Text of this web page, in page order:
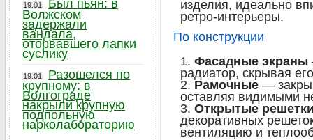
изделия, идеально
ретро-интерьеры.
По конструкции
Фасадные экраны
радиатор, скрывая
Рамочные —
оставляя видимыми
Открытые
декоративных
вентиляцию и
19.01
Был пьян: в
Волжском
задержали
вандала,
оторвавшего лапки
суслику
19.01
Разошелся по
крупному: в
Волгограде
накрыли крупную
подпольную
нарколабораторию